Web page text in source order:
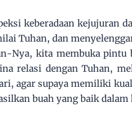
keberadaan kejujuran
Tuhan, dan
Nya, kita membuka pintu
relasi dengan Tuhan,
agar supaya memiliki
buah yang baik dalam